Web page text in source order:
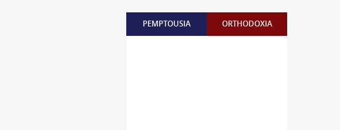
PEMPTOUSIA ORTHODOXIA